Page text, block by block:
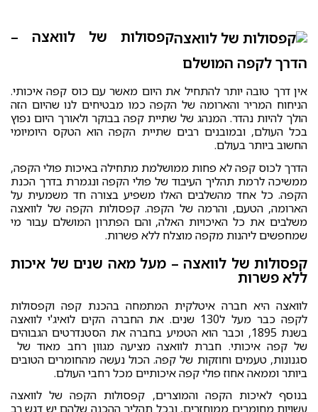
קפסולות של לוואצה –
הדרך לקפה המושלם
אין דרך טובה יותר להתחיל את היום מאשר עם כוס קפה איכותי.
הניחוח המריר והארומה של הקפה כמו מבטיחים לנו שהיום הזה
הולך להיות נהדר. המנהג של שתיית קפה בבוקר ולאורך היום נפוץ
בכל העולם, ובמובנים רבים שתיית הקפה הוא הטקס היומיומי
החשוב ביותר בעולם.
הדרך לכוס קפה לא פחות ממושלמת מתחילה באיכות פולי הקפה,
ממשיכה לרמת תהליך העיבוד של פולי הקפה ונגמרת בדרך הכנת
הקפה. כל אחד מהשלבים האלו משפיע בצורה חד משמעית על
הארומה, הטעם, והרמה של הקפה. קפסולות הקפה של לוואצה
משלבים את כל האיכויות האלה, והם הפתרון המושלם עבור מי
שמחפשים ליהנות מקפה מוצלח ללא פשרות.
קפסולות של לוואצה – מעל מאה שנים של איכות
ללא פשרות
לוואצה היא חברה איטלקית המתמחה בהכנת קפה וקפסולות
לקפה כבר מעל ל130 שנים. את החברה הקים לואיג'י לוואצה
בשנת 1895, וכבר הוא הטמיע בחברה את הסטנדרטים הגבוהים
של קפה איכותי. חברת לוואצה מציעה מגוון רחב מאוד של
סגנונות, טעמים וחוזקות של קפה. הכול נעשה מהחומרים הטובים
ביותר וממאה אחוז פולי קפה איכותיים מכל רחבי העולם.
בנוסף לאיכות הקפה והמוצרים, קפסולות הקפה של לוואצה
עשויות מחומרים ממוחזרים, ובכל תהליך ההכנה שלהם יש דגש רב